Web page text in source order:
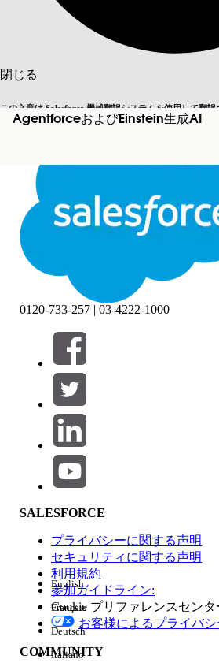
閉じる
この文章は Salesforce 機械翻訳システムを使用して翻
照ください。
英語に切り替える 今はしません
閉じる 閉じる
AgentforceおよびEinstein生成AI
絞り込み条件 (0)
絞り込み条件を選択
製品エリア
機能の影響
エディション
0120-733-257 | 03-4222-1000
SALESFORCE
プライバシーに関する声明
セキュリティに関する声明
利用規約
参加ガイドライン:
Cookie プリファレンスセンタ
お客様によるプライバ
COMMUNITY
English
Français
Deutsch
Italiano